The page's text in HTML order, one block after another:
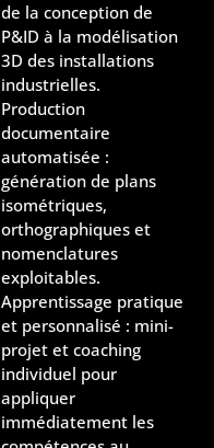
de la conception de
P&ID à la modélisation
3D des installations
industrielles.
Production
documentaire
automatisée :
génération de plans
isométriques,
orthographiques et
nomenclatures
exploitables.
Apprentissage pratique
et personnalisé : mini-
projet et coaching
individuel pour
appliquer
immédiatement les